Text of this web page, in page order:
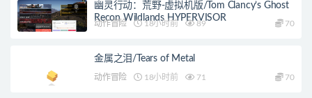
幽灵行动：荒野-虚拟机版/Tom Clancy’s Ghost
Recon Wildlands HYPERVISOR
动作冒险 18小时前 89 70
金属之泪/Tears of Metal
动作冒险 18小时前 71 70